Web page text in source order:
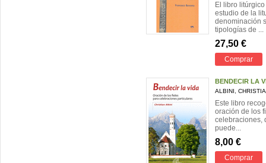
El libro
estudio de la
denominación
tipologías de ...
27,50 €
Comprar
BENDECIR LA
ALBINI,
Este libro
oración de los
celebraciones,
puede...
8,00 €
Comprar